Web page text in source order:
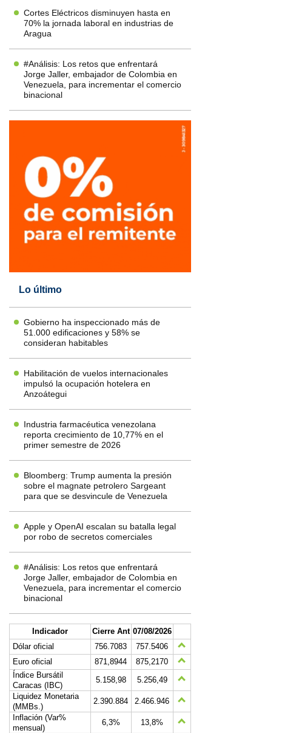
Cortes Eléctricos disminuyen hasta en
70% la jornada laboral en industrias de
Aragua
#Análisis: Los retos que enfrentará
Jorge Jaller, embajador de Colombia en
Venezuela, para incrementar el comercio
binacional
Lo último
Gobierno ha inspeccionado más de
51.000 edificaciones y 58% se
consideran habitables
Habilitación de vuelos internacionales
impulsó la ocupación hotelera en
Anzoátegui
Industria farmacéutica venezolana
reporta crecimiento de 10,77% en el
primer semestre de 2026
Bloomberg: Trump aumenta la presión
sobre el magnate petrolero Sargeant
para que se desvincule de Venezuela
Apple y OpenAI escalan su batalla legal
por robo de secretos comerciales
#Análisis: Los retos que enfrentará
Jorge Jaller, embajador de Colombia en
Venezuela, para incrementar el comercio
binacional
Indicador Cierre Ant 07/08/2026
Dólar oficial
756.7083
757.5406
Euro oficial
871,8944
875,2170
Índice Bursátil
Caracas (IBC)
5.158,98
5.256,49
Liquidez Monetaria
(MMBs.)
2.390.884
2.466.946
Inflación (Var%
mensual)
6,3%
13,8%